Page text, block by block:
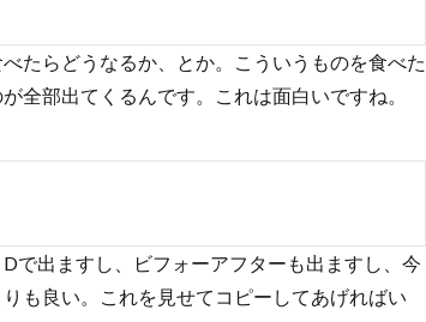
たらどうなるか、とか。こういうものを食べた
全部出てくるんです。これは面白いですね。
で出ますし、ビフォーアフターも出ますし、今
も良い。これを見せてコピーしてあげればい